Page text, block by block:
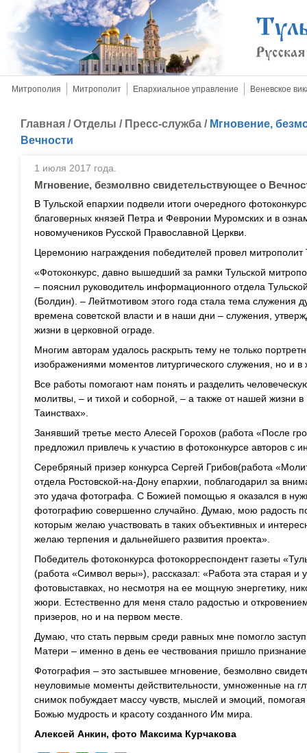
Митрополия Митрополит Епархиальное управление Веневское
Главная /Отделы / Пресс-служба / Мгновение,
Вечности
1 июля 2017 года.
Мгновение, безмолвно свидетельствующее о
В Тульской епархии подвели итоги очередного
благоверных князей Петра и Февронии Муромских и в
новомучеников Русской Православной Церкви.
Церемонию награждения победителей провел митрополит
«Фотоконкурс, давно вышедший за рамки Тульской
– пояснил руководитель информационного отдела
(Болдин). – Лейтмотивом этого года стала тема служения
времена советской власти и в наши дни – служения,
жизни в церковной ограде.
Многим авторам удалось раскрыть тему не только
изображениями моментов литургического служения, но и
Все работы помогают нам понять и разделить
молитвы, – и тихой и соборной, – а также от нашей жизни
Таинствах».
Занявший третье место Алесей Горохов (работа «После
предложил привлечь к участию в фотоконкурсе авторов с
Серебряный призер конкурса Сергей Грибов(работа
отдела Ростовской-на-Дону епархии, поблагодарил за
это удача фотографа. С Божией помощью я оказался в
фотографию совершенно случайно. Думаю, мою радость
которым желаю участвовать в таких объективных и
желаю терпения и дальнейшего развития проекта».
Победитель фотоконкурса фотокорреспондент газеты
(работа «Символ веры»), рассказал: «Работа эта старая и
фотовыставках, но несмотря на ее мощную энергетику,
жюри. Естественно для меня стало радостью и
призеров, но и на первом месте.
Думаю, что стать первым среди равных мне помогло
Матери – именно в день ее чествования пришло
Фотография – это застывшее мгновение, безмолвно
неуловимые моменты действительности, умноженные на
снимок побуждает массу чувств, мыслей и эмоций,
Божью мудрость и красоту созданного Им мира.
Алексей Анкин, фото Максима Курчакова